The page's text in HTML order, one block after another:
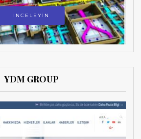
İNCELEYİN
YDM GROUP